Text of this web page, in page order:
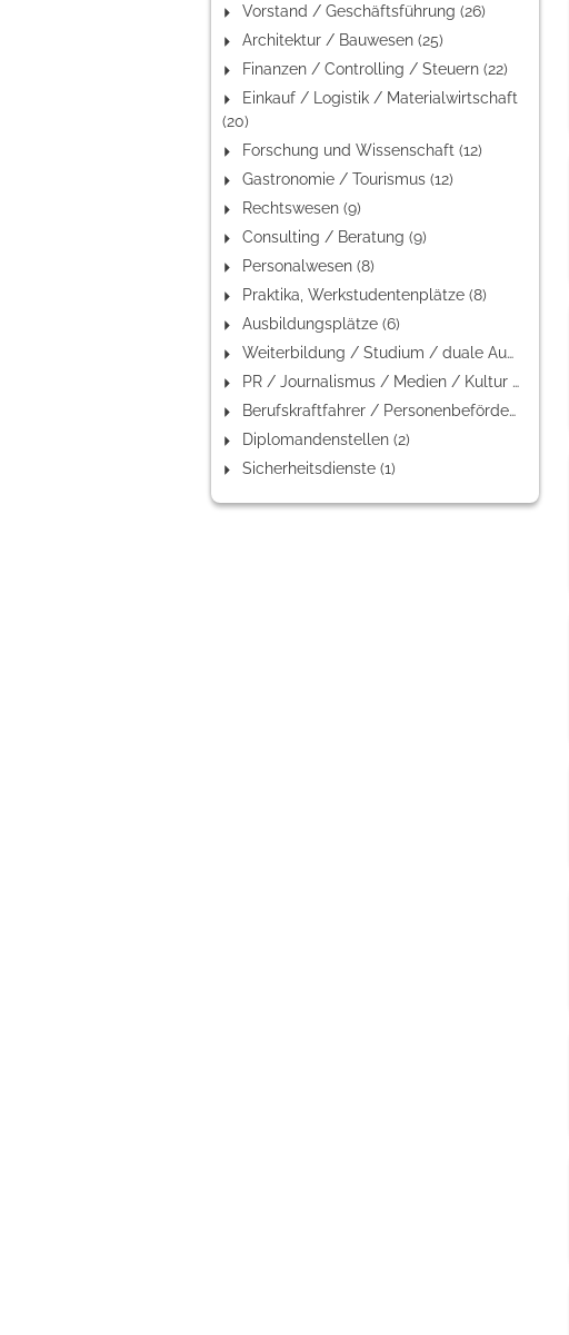
Vorstand / Geschäftsführung (26)
Architektur / Bauwesen (25)
Finanzen / Controlling / Steuern (22)
Einkauf / Logistik / Materialwirtschaft
(20)
Forschung und Wissenschaft (12)
Gastronomie / Tourismus (12)
Rechtswesen (9)
Consulting / Beratung (9)
Personalwesen (8)
Praktika, Werkstudentenplätze (8)
Ausbildungsplätze (6)
Weiterbildung / Studium / duale Ausbildung (6)
PR / Journalismus / Medien / Kultur (4)
Berufskraftfahrer / Personenbeförderung (Land, Wasser, Luft) (4)
Diplomandenstellen (2)
Sicherheitsdienste (1)